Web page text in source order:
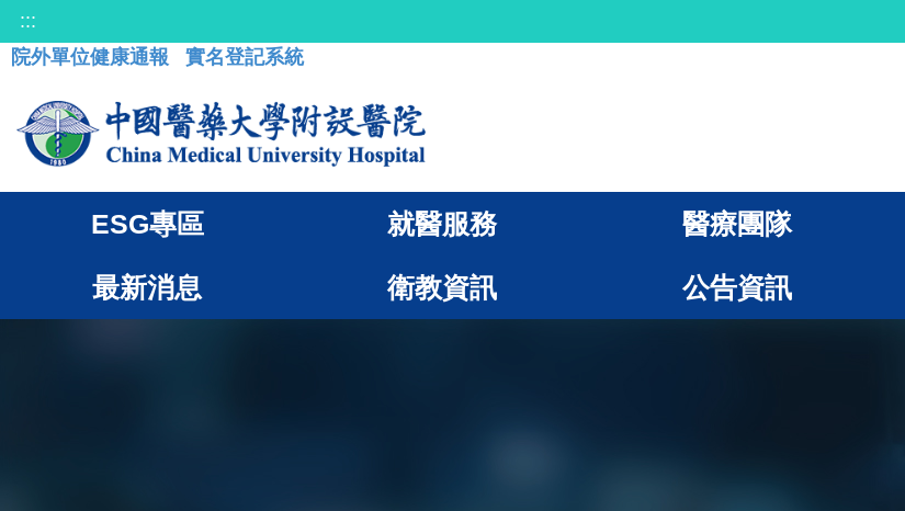
:::
院外單位健康通報
實名登記系統
ESG專區 就醫服務 醫療團隊
最新消息 衛教資訊 公告資訊